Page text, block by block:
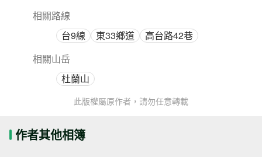
相關路線
台9線
東33鄉道
高台路42巷
相關山岳
杜蘭山
此版權屬原作者，請勿任意轉載
作者其他相簿